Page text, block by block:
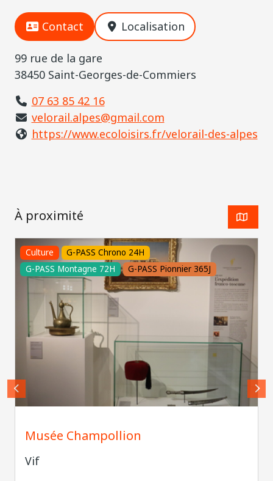
Contact Localisation
99 rue de la gare
38450 Saint-Georges-de-Commiers
07 63 85 42 16
velorail.alpes@gmail.com
https://www.ecoloisirs.fr/velorail-des-alpes
À proximité
Culture
G-PASS Chrono 24H
G-PASS Montagne 72H
G-PASS Pionnier 365J
Musée Champollion
Vif